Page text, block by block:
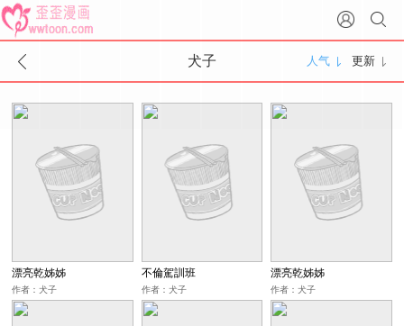
犬子 人气 更新
漂亮乾姊姊
作者：犬子
不倫駕訓班
作者：犬子
漂亮乾姊姊
作者：犬子